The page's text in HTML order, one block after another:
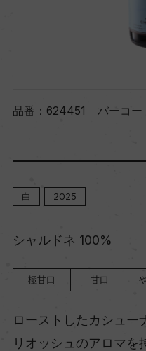
品番： 624451 バーコー
白 2025
シャルドネ 100%
極甘口 甘口
ローストしたカシュー
リオッシュのアロマを